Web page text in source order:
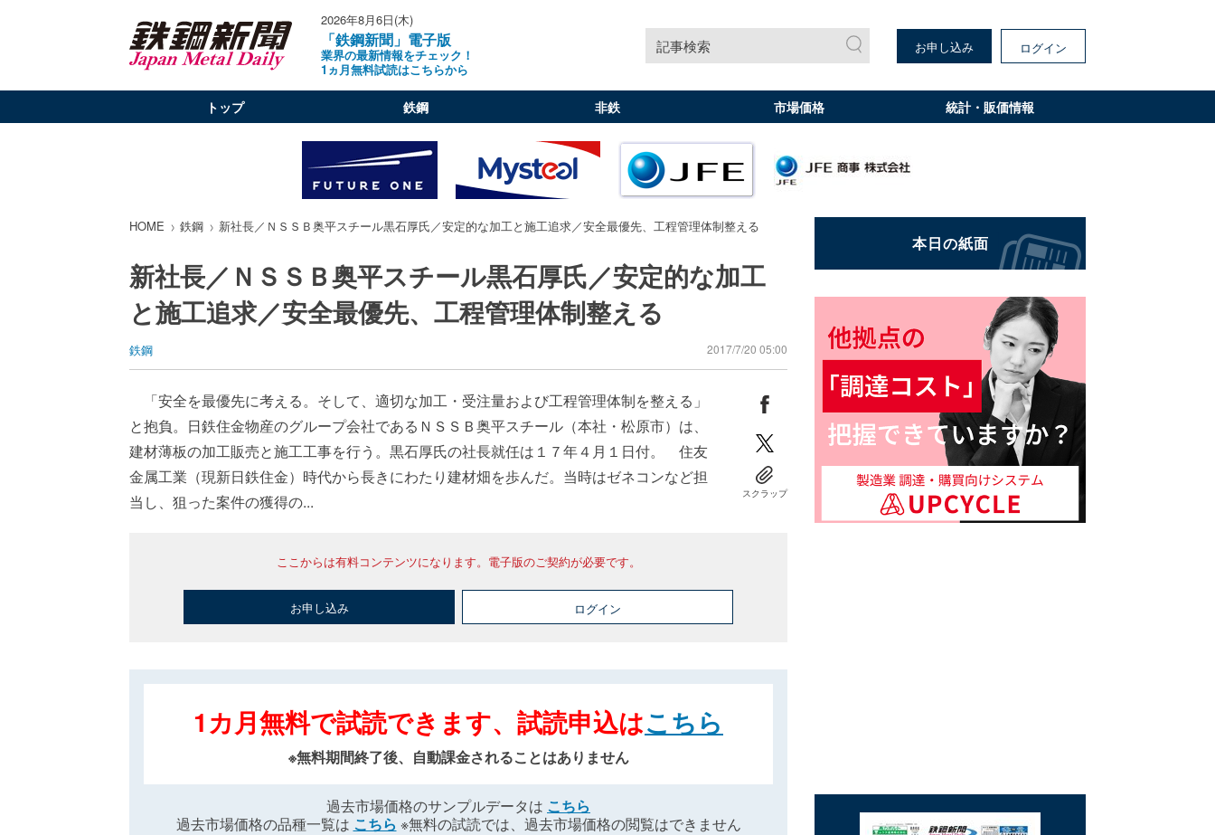
2026年8月6日(木)
「鉄鋼新聞」電子版
業界の最新情報をチェック！
1ヵ月無料試読はこちらから
記事検索 お申し込み ログイン
トップ 鉄鋼 非鉄 市場価格 統計・販価情報
HOME 鉄鋼 新社長／ＮＳＳＢ奥平スチール黒石厚氏／安定的な加工と施工追求／安全最優先、工程管理体制整える
新社長／ＮＳＳＢ奥平スチール黒石厚氏／安定的な加工
と施工追求／安全最優先、工程管理体制整える
鉄鋼 2017/7/20 05:00
「安全を最優先に考える。そして、適切な加工・受注量および工程管理体制を整える」
と抱負。日鉄住金物産のグループ会社であるＮＳＳＢ奥平スチール（本社・松原市）は、
建材薄板の加工販売と施工工事を行う。黒石厚氏の社長就任は１７年４月１日付。 住友
金属工業（現新日鉄住金）時代から長きにわたり建材畑を歩んだ。当時はゼネコンなど担
当し、狙った案件の獲得の...
スクラップ
ここからは有料コンテンツになります。電子版のご契約が必要です。
お申し込み ログイン
1カ月無料で試読できます、試読申込はこちら
※無料期間終了後、自動課金されることはありません
過去市場価格のサンプルデータは こちら
過去市場価格の品種一覧は こちら ※無料の試読では、過去市場価格の閲覧はできません